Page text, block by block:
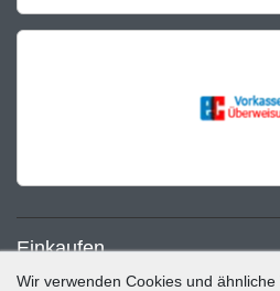
Einkaufen
Wir verwenden Cookies und